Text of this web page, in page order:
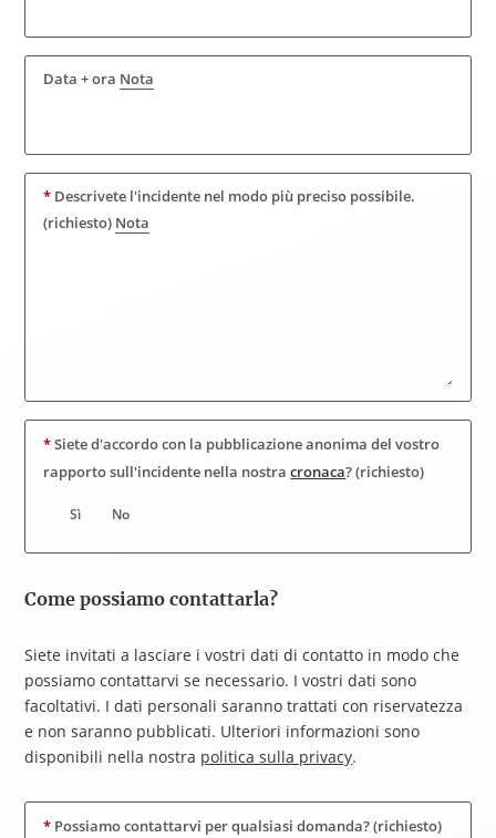
Data + ora Nota
* Descrivete l'incidente nel modo più preciso possibile.
(richiesto) Nota
*Siete d'accordo con la pubblicazione anonima del vostro
rapporto sull'incidente nella nostracronaca? (richiesto)
Sì No
Come possiamo contattarla?
Siete invitati a lasciare i vostri dati di contatto in modo che
possiamo contattarvi se necessario. I vostri dati sono
facoltativi. I dati personali saranno trattati con riservatezza
e non saranno pubblicati. Ulteriori informazioni sono
disponibili nella nostra politica sulla privacy.
* Possiamo contattarvi per qualsiasi domanda? (richiesto)